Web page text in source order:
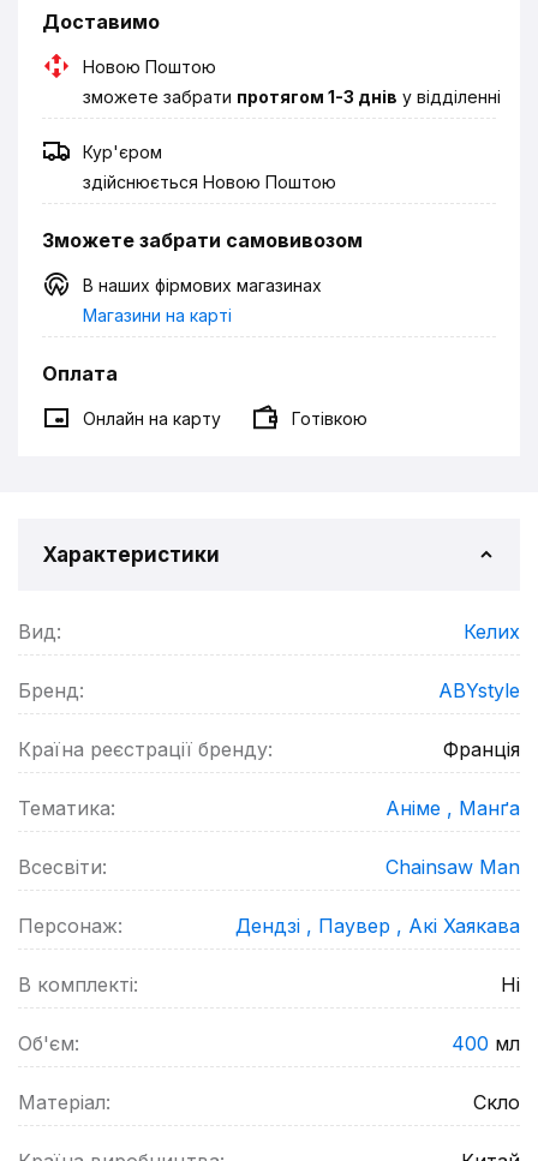
Доставимо
Новою Поштою
зможете забрати протягом 1-3 днів у відділенні
Кур'єром
здійснюється Новою Поштою
Зможете забрати самовивозом
В наших фірмових магазинах
Магазини на карті
Оплата
Онлайн на карту Готівкою
Характеристики
Вид: Келих
Бренд: ABYstyle
Країна реєстрації бренду: Франція
Тематика: Аніме , Манґа
Всесвіти: Chainsaw Man
Персонаж: Дендзі , Паувер , Акі Хаякава
В комплекті: Ні
Об'єм: 400 мл
Матеріал: Скло